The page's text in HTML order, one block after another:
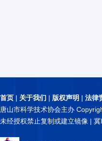
首页 | 关于我们 | 版权声明 | 法律
唐山市科学技术协会主办
未经授权禁止复制或建立镜像 | 冀